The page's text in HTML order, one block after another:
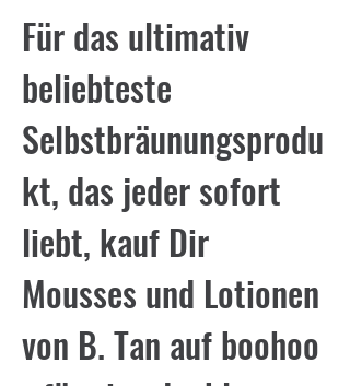
Für das ultimativ
beliebteste
Selbstbräunungsprodu
kt, das jeder sofort
liebt, kauf Dir
Mousses und Lotionen
von B. Tan auf boohoo